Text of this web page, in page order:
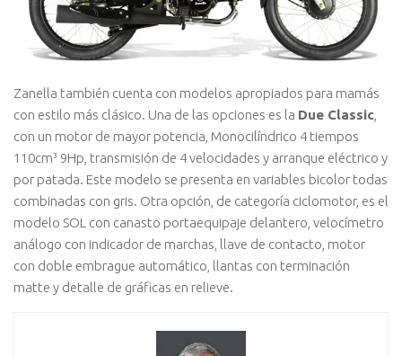
Zanella también cuenta con modelos apropiados para mamás
con estilo más clásico. Una de las opciones es la Due Classic
con un motor de mayor potencia, Monocilíndrico 4 tiempos
110cm³ 9Hp, transmisión de 4 velocidades y arranque eléctrico y
por patada. Este modelo se presenta en variables bicolor todas
combinadas con gris. Otra opción, de categoría ciclomotor, es el
modelo SOL con canasto portaequipaje delantero, velocímetro
análogo con indicador de marchas, llave de contacto, motor
con doble embrague automático, llantas con terminación
matte y detalle de gráficas en relieve.